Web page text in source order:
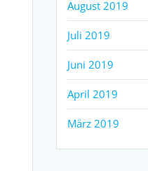
August 2019
Juli 2019
Juni 2019
April 2019
März 2019